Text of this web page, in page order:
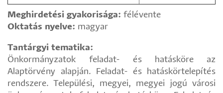
Meghirdetési gyakorisága: félévente
Oktatás nyelve: magyar
Tantárgyi tematika:
Önkormányzatok feladat- és hatásköre az
Alaptörvény alapján. Feladat- és hatáskörtelepítés
rendszere. Települési, megyei, megyei jogú városi